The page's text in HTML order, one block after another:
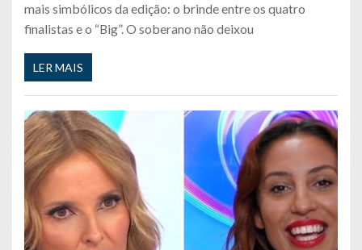
mais simbólicos da edição: o brinde entre os quatro
finalistas e o “Big”. O soberano não deixou
LER MAIS